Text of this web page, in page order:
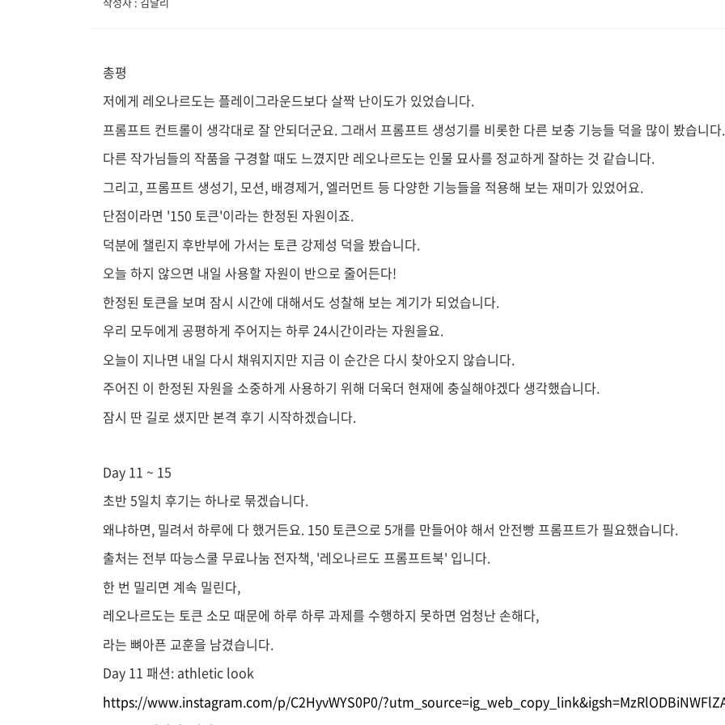
총평
저에게 레오나르도는 플레이그라운드보다 살짝 난이도가 있었습니다.
프롬프트 컨트롤이 생각대로 잘 안되더군요. 그래서 프롬프트 생성기를 비롯한 다른 보충 기능들 덕을 많이 봤습니
다른 작가님들의 작품을 구경할 때도 느꼈지만 레오나르도는 인물 묘사를 정교하게 잘하는 것 같습니다.
그리고, 프롬프트 생성기, 모션, 배경제거, 엘러먼트 등 다양한 기능들을 적용해 보는 재미가 있었어요.
단점이라면 '150 토큰'이라는 한정된 자원이죠.
덕분에 챌린지 후반부에 가서는 토큰 강제성 덕을 봤습니다.
오늘 하지 않으면 내일 사용할 자원이 반으로 줄어든다!
한정된 토큰을 보며 잠시 시간에 대해서도 성찰해 보는 계기가 되었습니다.
우리 모두에게 공평하게 주어지는 하루 24시간이라는 자원을요.
오늘이 지나면 내일 다시 채워지지만 지금 이 순간은 다시 찾아오지 않습니다.
주어진 이 한정된 자원을 소중하게 사용하기 위해 더욱더 현재에 충실해야겠다 생각했습니다.
잠시 딴 길로 샜지만 본격 후기 시작하겠습니다.
Day 11 ~ 15
초반 5일치 후기는 하나로 묶겠습니다.
왜냐하면, 밀려서 하루에 다 했거든요. 150 토큰으로 5개를 만들어야 해서 안전빵 프롬프트가 필요했습니다.
출처는 전부 따능스쿨 무료나눔 전자책, '레오나르도 프롬프트북' 입니다.
한 번 밀리면 계속 밀린다,
레오나르도는 토큰 소모 때문에 하루 하루 과제를 수행하지 못하면 엄청난 손해다,
라는 뼈아픈 교훈을 남겼습니다.
Day 11 패션: athletic look
https://www.instagram.com/p/C2HyvWYS0P0/